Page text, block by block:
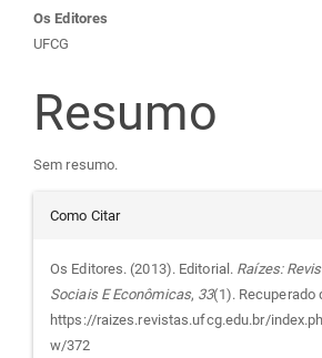
Conteúdo
do
artigo
principal
Os Editores
UFCG
Resumo
Sem resumo.
Detalhes
do
artigo
Como Citar
Os Editores. (2013). Editorial. Raízes:
Sociais E Econômicas, 33(1). Recuperado
https://raizes.revistas.ufcg.edu.br/
w/372